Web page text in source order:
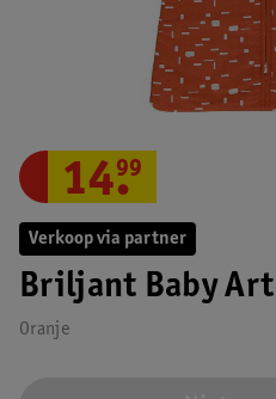
Verkoop via partner
Briljant Baby Art
Oranje
14.
99